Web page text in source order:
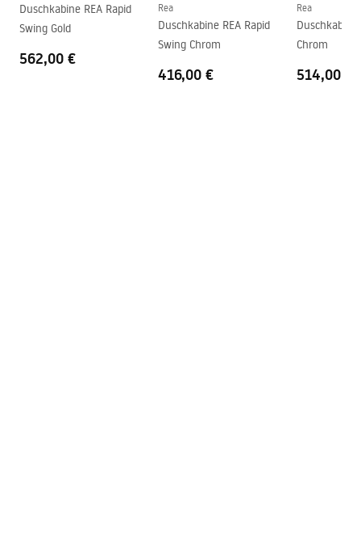
Beschichtungstechnologie
Garantie
24 monate
shower_set.pdf
Duschkabine REA Rapid
Swing Gold
562,00 €
Rea
Duschkabine REA Rapid
Swing Chrom
416,00 €
Rea
Duschkabine
Chrom
514,00 €